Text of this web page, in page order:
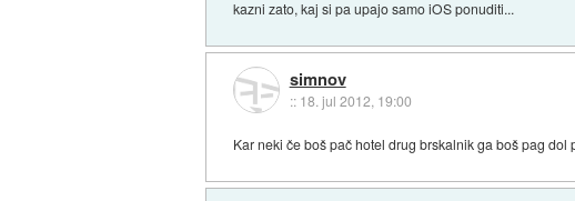
kazni zato, kaj si pa upajo samo iOS ponuditi...
simnov
:: 18. jul 2012, 19:00
Kar neki če boš pač hotel drug brskalnik ga boš pag dol